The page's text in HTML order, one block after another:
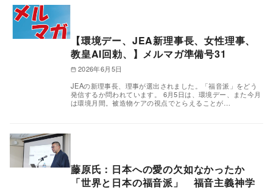
【環境デー、JEA新理事長、女性理事、
教皇AI回勅、】メルマガ準備号31
2026年6月5日
JEAの新理事長、理事が選出されました。「福音派」をどう
発信するか問われています。 6月5日は、環境デー、また今月
は環境月間。被造物ケアの視点でとらえることが…
藤原氏：日本への愛の欠如なかったか
「世界と日本の福音派」 福音主義神学